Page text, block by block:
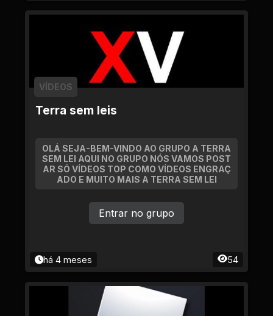
Terra sem leis
VÍDEOS
OLÁ SEJA-BEM-VINDO AO GRUPO A TERRA
SEM LEI AQUI NO GRUPO NÓS VAMOS POST
AR SÓ VÍDEOS TOP COMO VÍDEOS ENGRAÇ
ADO E MUITO MAIS A TERRA SEM LEI
há 4 meses 54
Entrar no grupo